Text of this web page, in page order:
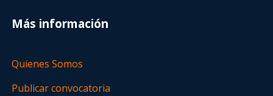
Más información
Quienes Somos
Publicar convocatoria